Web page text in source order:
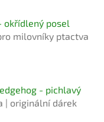
okřídlený posel
milovníky ptactva
- pichlavý
| originální dárek